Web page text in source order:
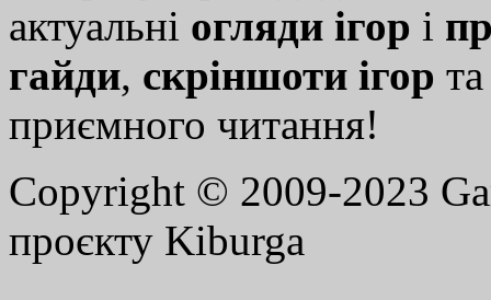
актуальні огляди ігор і
гайди, скріншоти ігор
приємного читання!
Copyright © 2009-2023
проєкту Kiburga